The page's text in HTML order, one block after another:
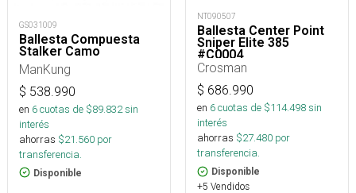
GS031009
Ballesta Compuesta
Stalker Camo
ManKung
$ 538.990
en 6cuotas de $89.832sin
interés
ahorras $21.560 por
transferencia.
Disponible
NT090507
Ballesta Center Point
Sniper Elite 385
#C0004
Crosman
$ 686.990
en 6cuotas de $114.498sin
interés
ahorras $27.480 por
transferencia.
Disponible
+5 Vendidos